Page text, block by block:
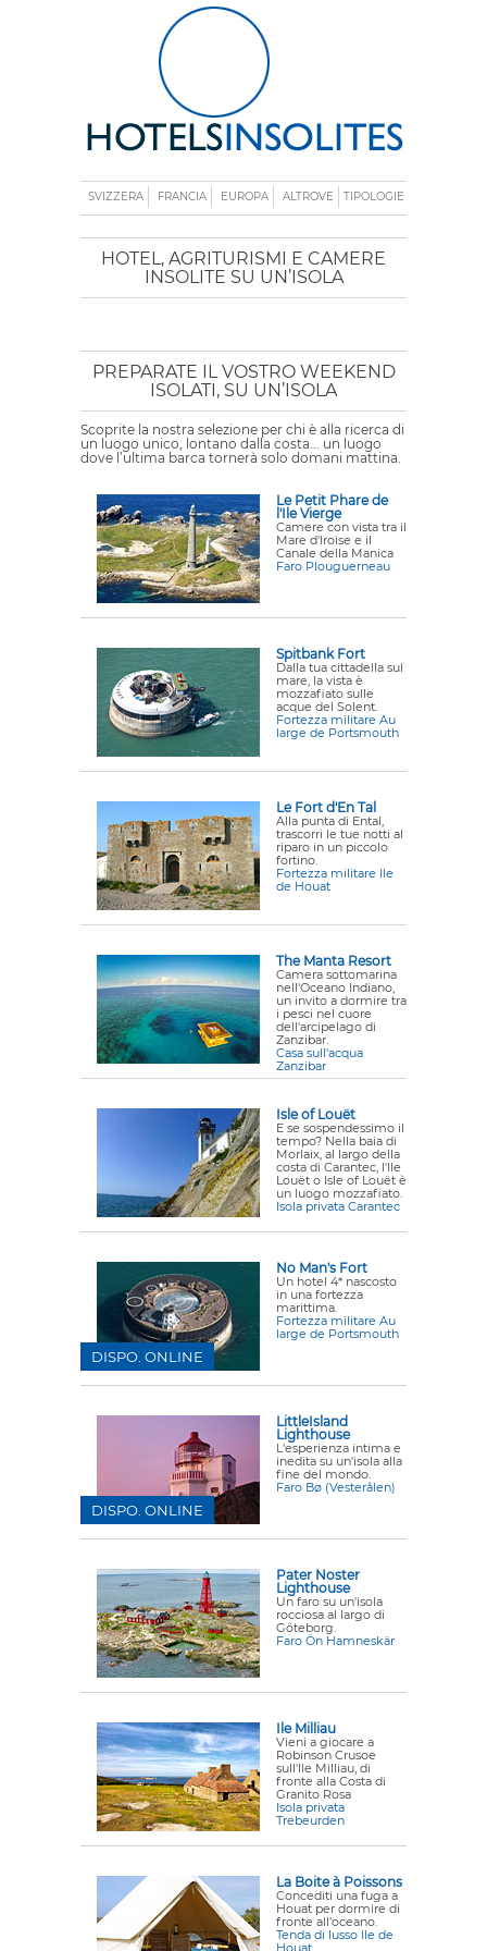
SVIZZERA FRANCIA EUROPA ALTROVE TIPOLOGIE
HOTEL, AGRITURISMI E CAMERE
INSOLITE SU UN’ISOLA
PREPARATE IL VOSTRO WEEKEND
ISOLATI, SU UN’ISOLA
Scoprite la nostra selezione per chi è alla ricerca di
un luogo unico, lontano dalla costa... un luogo
dove l’ultima barca tornerà solo domani mattina.
Le Petit Phare de
l'Ile Vierge
Camere con vista tra il
Mare d'Iroise e il
Canale della Manica
Faro Plouguerneau
Spitbank Fort
Dalla tua cittadella sul
mare, la vista è
mozzafiato sulle
acque del Solent.
Fortezza militare Au
large de Portsmouth
Le Fort d'En Tal
Alla punta di Ental,
trascorri le tue notti al
riparo in un piccolo
fortino.
Fortezza militare Ile
de Houat
The Manta Resort
Camera sottomarina
nell'Oceano Indiano,
un invito a dormire tra
i pesci nel cuore
dell'arcipelago di
Zanzibar.
Casa sull'acqua
Zanzibar
Isle of Louët
E se sospendessimo il
tempo? Nella baia di
Morlaix, al largo della
costa di Carantec, l'Ile
Louët o Isle of Louët è
un luogo mozzafiato.
Isola privata Carantec
No Man's Fort
Un hotel 4* nascosto
in una fortezza
marittima.
Fortezza militare Au
large de Portsmouth
DISPO. ONLINE
LittleIsland
Lighthouse
L'esperienza intima e
inedita su un'isola alla
fine del mondo.
Faro Bø (Vesterålen)
DISPO. ONLINE
Pater Noster
Lighthouse
Un faro su un'isola
rocciosa al largo di
Göteborg.
Faro Ön Hamneskär
Ile Milliau
Vieni a giocare a
Robinson Crusoe
sull'Ile Milliau, di
fronte alla Costa di
Granito Rosa
Isola privata
Trebeurden
La Boite à Poissons
Concediti una fuga a
Houat per dormire di
fronte all'oceano.
Tenda di lusso Ile de
Houat